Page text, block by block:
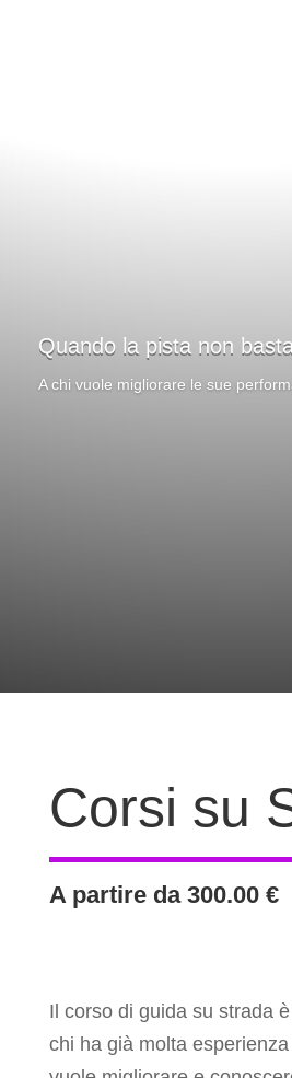
Quando la pista non basta
A chi vuole migliorare le sue
Corsi su
A partire da 300.00 €
Il corso di guida su strada
chi ha già molta